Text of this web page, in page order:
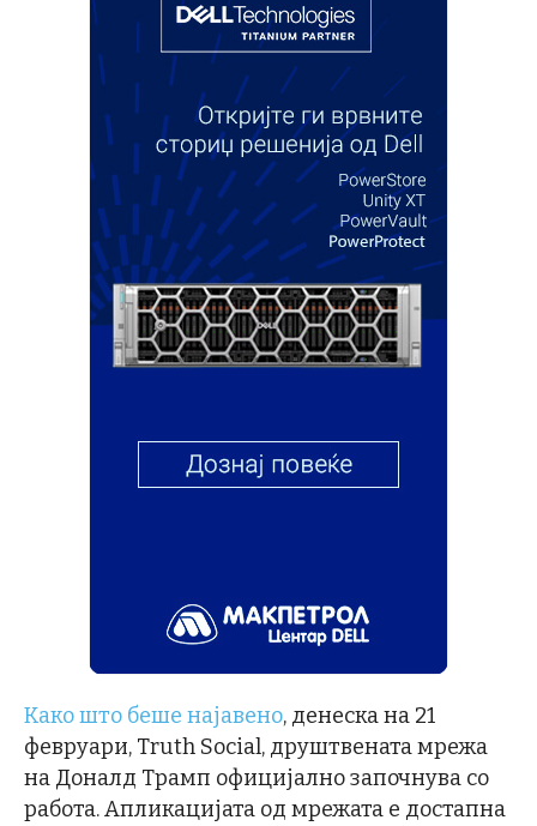
Како што беше најавено, денеска на 21
февруари, Truth Social, друштвената мрежа
на Доналд Трамп официјално започнува со
работа. Апликацијата од мрежата е достапна